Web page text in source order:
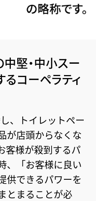
堅・中小スー
るコーペラティ
、トイレットペー
が店頭からなくな
客様が殺到するパ
、「お客様に良い
供できるパワーを
とまることが必